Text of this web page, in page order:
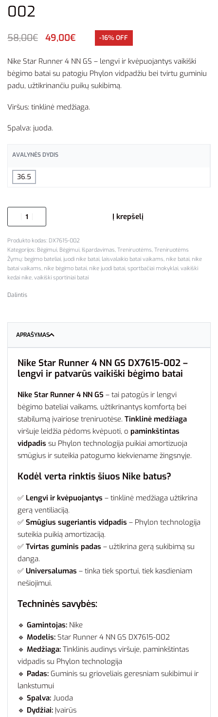
002
58,00€ 49,00€ -16% OFF
Nike Star Runner 4 NN GS – lengvi ir kvėpuojantys vaikiški
bėgimo batai su patogiu Phylon vidpadžiu bei tvirtu guminiu
padu, užtikrinančiu puikų sukibimą.
Viršus: tinklinė medžiaga.
Spalva: juoda.
AVALYNĖS DYDIS
36.5
Į krepšelį
DX7615-002
Kategorijos: Bėgimui, Bėgimui, Išpardavimas, Treniruotėms, Treniruotėms
Žymų: begimo bateliai, juodi nike batai, laisvalaikio batai vaikams, nike batai, nike
batai vaikams, nike bėgimo batai, nike juodi batai, sportbačiai mokyklai, vaikiški
kedai nike, vaikiški sportiniai batai
Dalintis
APRAŠYMAS
Nike Star Runner 4 NN GS DX7615-002 –
lengvi ir patvarūs vaikiški bėgimo batai
Nike Star Runner 4 NN GS – tai patogūs ir lengvi
bėgimo bateliai vaikams, užtikrinantys komfortą bei
stabilumą įvairiose treniruotėse. Tinklinė medžiaga
viršuje leidžia pėdoms kvėpuoti, o paminkštintas
vidpadis su Phylon technologija puikiai amortizuoja
smūgius ir suteikia patogumo kiekviename žingsnyje.
Kodėl verta rinktis šiuos Nike batus?
✅ Lengvi ir kvėpuojantys – tinklinė medžiaga užtikrina
gerą ventiliaciją.
✅ Smūgius sugeriantis vidpadis – Phylon technologija
suteikia puikią amortizaciją.
✅ Tvirtas guminis padas – užtikrina gerą sukibimą su
danga.
✅ Universalumas – tinka tiek sportui, tiek kasdieniam
nešiojimui.
Techninės savybės:
🔹 Gamintojas: Nike
🔹 Modelis: Star Runner 4 NN GS DX7615-002
🔹 Medžiaga: Tinklinis audinys viršuje, paminkštintas
vidpadis su Phylon technologija
🔹 Padas: Guminis su grioveliais geresniam sukibimui ir
lankstumui
🔹 Spalva: Juoda
🔹 Dydžiai: Įvairūs